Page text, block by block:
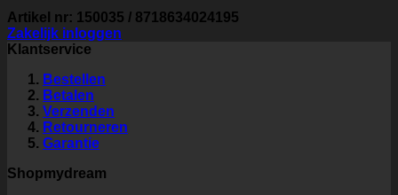
Artikel nr: 150035 / 8718634024195
Zakelijk inloggen
Klantservice
Bestellen
Betalen
Verzenden
Retourneren
Garantie
Shopmydream